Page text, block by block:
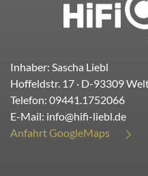
Inhaber: Sascha Liebl
Hoffeldstr. 17 · D-93309
Telefon: 09441.1752066
E-Mail: info@hifi-liebl.de
Anfahrt GoogleMaps